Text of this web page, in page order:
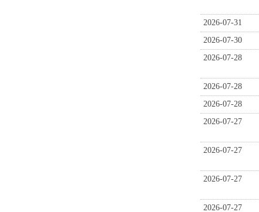
2026-07-31
2026-07-30
2026-07-28
2026-07-28
2026-07-28
2026-07-27
2026-07-27
2026-07-27
2026-07-27